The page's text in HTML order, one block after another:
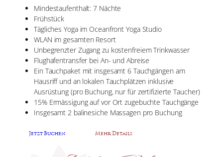
Mindestaufenthalt: 7 Nächte
Frühstück
Tägliches Yoga im Oceanfront Yoga Studio
WLAN im gesamten Resort
Unbegrenzter Zugang zu kostenfreiem Trinkwasser
Flughafentransfer bei An- und Abreise
Ein Tauchpaket mit insgesamt 6 Tauchgängen am
Hausriff und an lokalen Tauchplätzen inklusive
Ausrüstung (pro Buchung, nur für zertifizierte Taucher)
15% Ermässigung auf vor Ort zugebuchte Tauchgänge
Insgesamt 2 balinesiche Massagen pro Buchung
Jetzt Buchen Mehr Details